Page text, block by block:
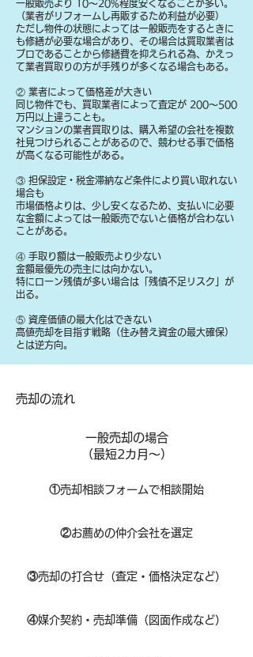
一般販売より 10〜20%程度安くなることが多い。
（業者がリフォームし再販するため利益が必要）
ただし物件の状態によっては一般販売をするときに
も修繕が必要な場合があり、その場合は買取業者は
プロであることから修繕費を抑えられる為、かえっ
て業者買取りの方が手残りが多くなる場合もある。
② 業者によって価格差が大きい
同じ物件でも、買取業者によって査定が 200〜500
万円以上違うことも。
マンションの業者買取りは、購入希望の会社を複数
社見つけられることがあるので、競わせる事で価格
が高くなる可能性がある。
③ 担保設定・税金滞納など条件により買い取れない
場合も
​市場価格よりは、少し安くなるため、支払いに必要
な金額によっては一般販売でないと価格が合わない
ことがある。
④ 手取り額は一般販売より少ない
金額最優先の売主には向かない。
特にローン残債が多い場合は「残債不足リスク」が
出る。
⑤ 資産価値の最大化はできない
高値売却を目指す戦略（住み替え資金の最大確保）
とは逆方向。
​売却の流れ
一般売却の場合
​（最短2カ月～）
①​売却相談フォームで相談開始
②お薦めの仲介会社を選定
③売却の打合せ（査定・価格決定など）
④媒介契約・売却準備（図面作成など）